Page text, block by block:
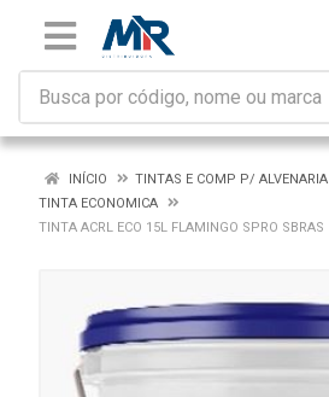
INÍCIO
TINTAS E COMP P/ ALVENARIA
TINTA ECONOMICA
TINTA ACRL ECO 15L FLAMINGO SPRO SBRAS